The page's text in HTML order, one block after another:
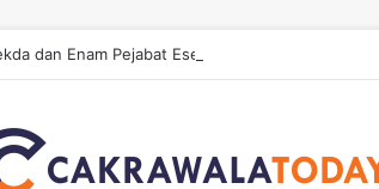
dan Enam Pejabat Eselon Lainnya